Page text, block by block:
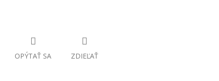
OPÝTAŤ SA ZDIEĽAŤ